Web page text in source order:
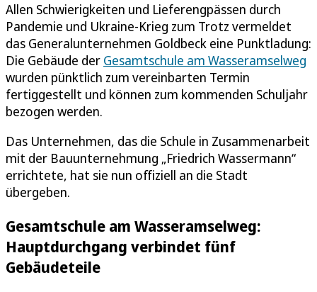
Allen Schwierigkeiten und Lieferengpässen durch
Pandemie und Ukraine-Krieg zum Trotz vermeldet
das Generalunternehmen Goldbeck eine Punktladung:
Die Gebäude der Gesamtschule am Wasseramselweg
wurden pünktlich zum vereinbarten Termin
fertiggestellt und können zum kommenden Schuljahr
bezogen werden.
Das Unternehmen, das die Schule in Zusammenarbeit
mit der Bauunternehmung „Friedrich Wassermann“
errichtete, hat sie nun offiziell an die Stadt
übergeben.
Gesamtschule am Wasseramselweg:
Hauptdurchgang verbindet fünf
Gebäudeteile